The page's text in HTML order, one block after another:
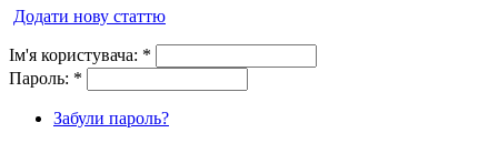
Додати нову статтю
Ім'я користувача: *
Пароль: *
Забули пароль?